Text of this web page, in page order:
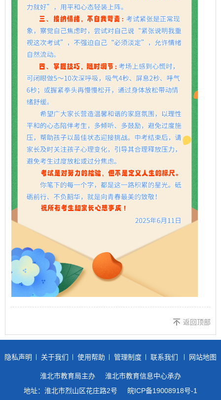
返回顶部
隐私声明 关于我们 使用帮助 管理制度 联系我们 网站地图
淮北市教育局主办
淮北市教育信息中心承办
地址：淮北市烈山区花庄路2号
皖ICP备19008918号-1